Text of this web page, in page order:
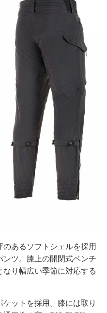
あるソフトシェルを採用
ンツ。膝上の開閉式ベンチ
り幅広い季節に対応する
ットを採用。膝には取り